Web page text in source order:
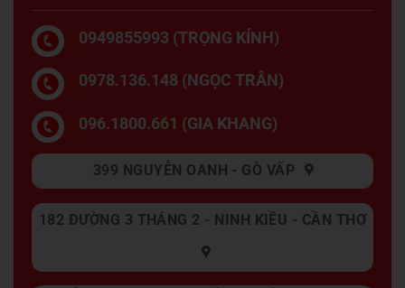
0949855993 (TRỌNG KÍNH)
0978.136.148 (NGỌC TRÂN)
096.1800.661 (GIA KHANG)
399 NGUYỄN OANH - GÒ VẤP
182 ĐƯỜNG 3 THÁNG 2 - NINH KIỀU - CẦN THƠ